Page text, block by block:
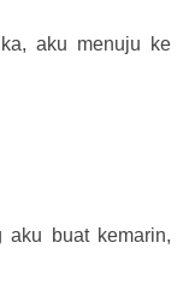
aku menuju ke
buat kemarin,